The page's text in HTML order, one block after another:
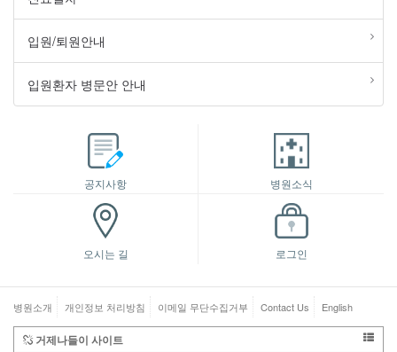
입원/퇴원안내
입원환자 병문안 안내
공지사항 병원소식
오시는 길 로그인
병원소개 개인정보 처리방침 이메일 무단수집거부 Contact Us English
거제나들이 사이트